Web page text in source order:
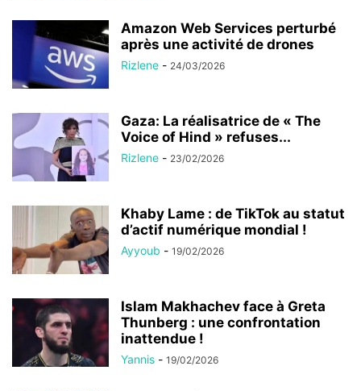
Amazon Web Services perturbé
après une activité de drones
Rizlene - 24/03/2026
Gaza: La réalisatrice de « The
Voice of Hind » refuses...
Rizlene - 23/02/2026
Khaby Lame : de TikTok au statut
d’actif numérique mondial !
Ayyoub - 19/02/2026
Islam Makhachev face à Greta
Thunberg : une confrontation
inattendue !
Yannis - 19/02/2026